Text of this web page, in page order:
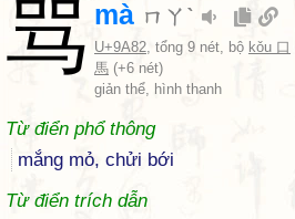
骂 mà ㄇㄚˋ
U+9A82, tổng 9 nét, bộ kǒu 口
馬 (+6 nét)
giản thể, hình thanh
Từ điển phổ thông
mắng mỏ, chửi bới
Từ điển trích dẫn